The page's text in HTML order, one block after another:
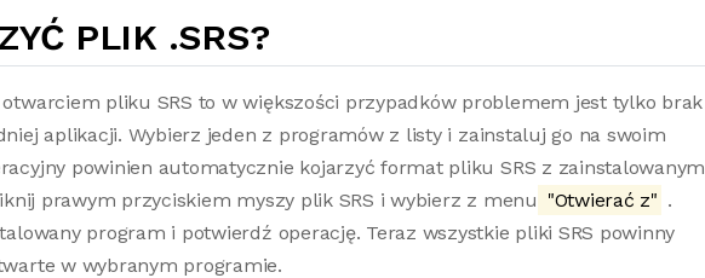
PLIK .SRS?
pliku SRS to w większości przypadków problemem jest tylko brak
aplikacji. Wybierz jeden z programów z listy i zainstaluj go na swoim
powinien automatycznie kojarzyć format pliku SRS z zainstalowanym
prawym przyciskiem myszy plik SRS i wybierz z menu "Otwierać z" .
program i potwierdź operację. Teraz wszystkie pliki SRS powinny
w wybranym programie.